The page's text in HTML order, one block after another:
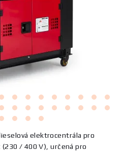
elektrocentrála pro
/ 400 V), určená pro